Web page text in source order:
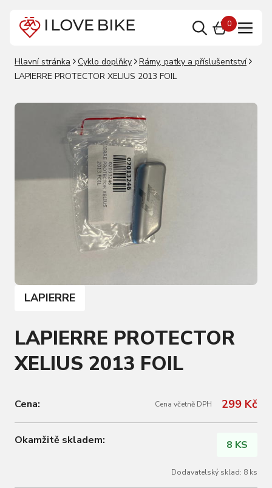
0
Hlavní stránka Cyklo doplňky
Rámy, patky a příslušentství
LAPIERRE PROTECTOR XELIUS 2013 FOIL
LAPIERRE
LAPIERRE PROTECTOR
XELIUS 2013 FOIL
Cena: Cena včetně DPH 299 Kč
Okamžitě skladem: 8 KS
Dodavatelský sklad: 8 ks